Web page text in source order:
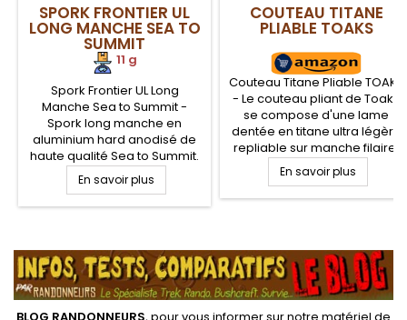
SPORK FRONTIER UL
LONG MANCHE SEA TO
SUMMIT
11 g
Spork Frontier UL Long
Manche Sea to Summit -
Spork long manche en
aluminium hard anodisé de
haute qualité Sea to Summit.
Durabilité et robustesse sont
les points forts de ce couvert
dédié au trek et à la
couverts Frontier.
En savoir plus
COUTEAU TITANE
PLIABLE TOAKS
Couteau Titane Pliable TOAKS
- Le couteau pliant de Toaks
se compose d'une lame
dentée en titane ultra légère
repliable sur manche filaire,
idéal pour le bivouac léger et
la randonnée ultra light, ce
couteau est aussi compact
titane Toaks
En savoir plus
BLOG RANDONNEURS, pour vous informer sur notre matériel de